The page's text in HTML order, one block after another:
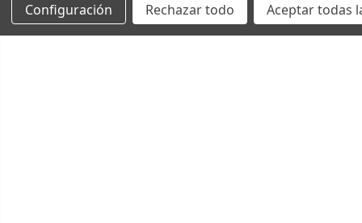
Configuración Rechazar todo Aceptar todas